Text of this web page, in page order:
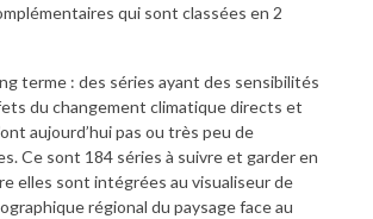
qui sont classées en 2
terme : des séries ayant des sensibilités
du changement climatique directs et
aujourd’hui pas ou très peu de
Ce sont 184 séries à suivre et garder en
elles sont intégrées au visualiseur de
régional du paysage face au